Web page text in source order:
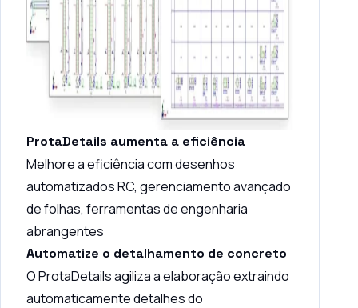
ProtaDetails aumenta a eficiência
Melhore a eficiência com desenhos
automatizados RC, gerenciamento avançado
de folhas, ferramentas de engenharia
abrangentes
Automatize o detalhamento de concreto
O ProtaDetails agiliza a elaboração extraindo
automaticamente detalhes do